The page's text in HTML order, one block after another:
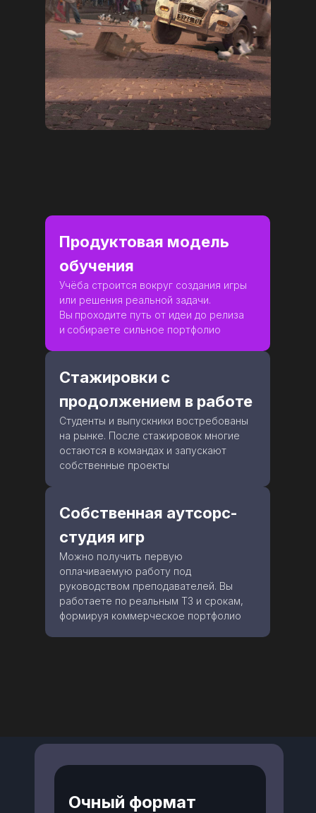
Продуктовая модель
обучения
Учёба строится вокруг создания игры
или решения реальной задачи.
Вы проходите путь от идеи до релиза
и собираете сильное портфолио
Стажировки с
продолжением в работе
Студенты и выпускники востребованы
на рынке. После стажировок многие
остаются в командах и запускают
собственные проекты
Собственная аутсорс-
студия игр
Можно получить первую
оплачиваемую работу под
руководством преподавателей. Вы
работаете по реальным ТЗ и срокам,
формируя коммерческое портфолио
Очный формат
Оплата материнским
капиталом
Учитесь без затрат из семейного
полностью или частично материнским
Мы полностью берём на себя
всё оформление
от подготовки договора до подачи
заявления в Социальный фонд, вам нужно
только подтвердить согласие